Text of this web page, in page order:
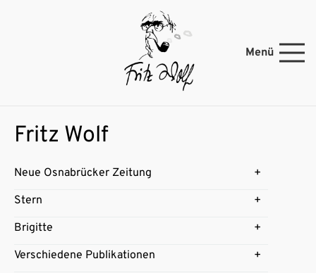
Menü
Fritz Wolf
Neue Osnabrücker Zeitung
Stern
Brigitte
Verschiedene Publikationen